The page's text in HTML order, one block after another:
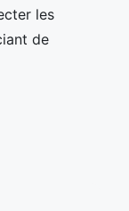
les
de